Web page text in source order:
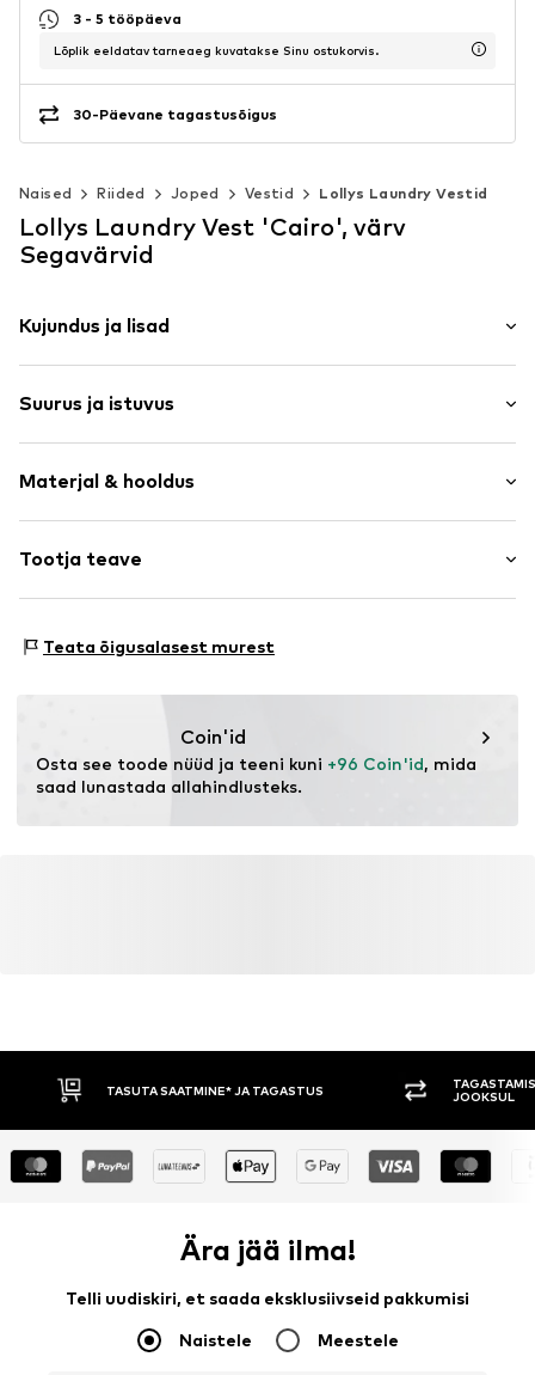
3 - 5 tööpäeva
Lõplik eeldatav tarneaeg kuvatakse Sinu ostukorvis.
30-Päevane tagastusõigus
Naised Riided Joped Vestid Lollys Laundry Vestid
Lollys Laundry Vest 'Cairo', värv
Segavärvid
Kujundus ja lisad
Puuvill
Nööbiliist
Pealistaskud
Kergelt vooderdatud
Toote nr. LLO0854001000001
Suurus ja istuvus
Istuvus: Normaalne tegumood
Materjal & hooldus
Pealmine materjal: 100% Puuvill
Päritoluriik: India
Tootja teave
1.
gjp@lollyslaundry.com
Teata õigusalasest murest
Coin'id
Osta see toode nüüd ja teeni kuni +96 Coin'id, mida
saad lunastada allahindlusteks.
TASUTA SAATMINE* JA TAGASTUS
JOOKSUL
Ära jää ilma!
Telli uudiskiri, et saada eksklusiivseid pakkumisi
Naistele Meestele